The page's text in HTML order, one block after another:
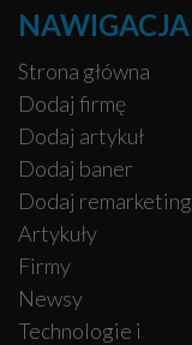
NAWIGACJA
Strona główna
Dodaj firmę
Dodaj artykuł
Dodaj baner
Dodaj remarketing
Artykuły
Firmy
Newsy
Technologie i